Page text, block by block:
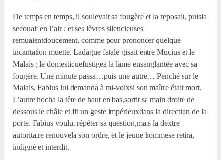
De temps en temps, il soulevait sa fougère et la reposait, puisla
secouait en l’air ; et ses lèvres silencieuses
remuaientdoucement, comme pour prononcer quelque
incantation muette. Ladague fatale gisait entre Mucius et le
Malais ; le domestiquefustigea la lame ensanglantée avec sa
fougère. Une minute passa…puis une autre… Penché sur le
Malais, Fabius lui demanda à mi-voixsi son maître était mort.
L’autre hocha la tête de haut en bas,sortit sa main droite de
dessous le châle et fit un geste impérieuxdans la direction de la
porte. Fabius voulut répéter sa question,mais la dextre
autoritaire renouvela son ordre, et le jeune hommese retira,
indigné et interdit.